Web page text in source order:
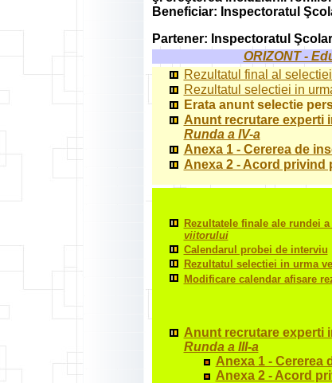
Beneficiar: Inspectoratul
Partener: Inspectoratul
ORIZONT -
Rezultatul final al
Rezultatul selectiei in
Erata anunt selectie
Anunt recrutare experti
Runda a IV-a
Anexa 1 - Cererea de
Anexa 2 - Acord privind
Rezultatele finale ale rundei
viitorului
Calendarul probei de interviu
Rezultatul selectiei in urma
Modificare calendar afisare
Anunt recrutare experti
Runda a III-a
Anexa 1 - Cererea
Anexa 2 - Acord